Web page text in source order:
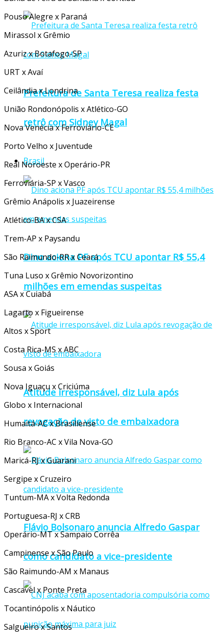
Prefeitura de Santa Teresa realiza festa
retrô com Sidney Magal
Brasil
Dino aciona PF após TCU apontar R$ 55,4
milhões em emendas suspeitas
Atitude irresponsável, diz Lula após
revogação de visto de embaixadora
Flávio Bolsonaro anuncia Alfredo Gaspar
como candidato a vice-presidente
Pouso Alegre x Paraná
Mirassol x Grêmio
Azuriz x Botafogo-SP
URT x Avaí
Ceilândia x Londrina
União Rondonópolis x Atlético-GO
Nova Venécia x Ferroviário-CE
Porto Velho x Juventude
Real Noroeste x Operário-PR
Ferroviária-SP x Vasco
Grêmio Anápolis x Juazeirense
Atlético-BA x CSA
Trem-AP x Paysandu
São Raimundo-RR x Ceará
Tuna Luso x Grêmio Novorizontino
ASA x Cuiabá
Lagarto x Figueirense
Altos x Sport
Costa Rica-MS x ABC
Sousa x Goiás
Nova Iguaçu x Criciúma
Globo x Internacional
Humaitá-AC x Brasiliense
Rio Branco-AC x Vila Nova-GO
Maricá-RJ x Guarani
Sergipe x Cruzeiro
Tuntum-MA x Volta Redonda
Portuguesa-RJ x CRB
Operário-MT x Sampaio Corrêa
Campinense x São Paulo
São Raimundo-AM x Manaus
Cascavel x Ponte Preta
Tocantinópolis x Náutico
Salgueiro x Santos